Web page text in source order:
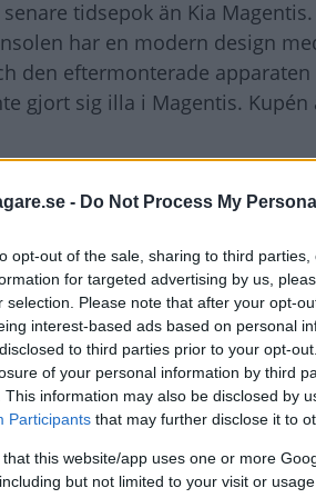
- Do Not Process My
opt-out of the sale, sharing to third
for targeted advertising by us,
selection. Please note that after your opt-
interest-based ads based on personal
to third parties prior to your opt-
of your personal information by third
This information may also be disclosed by
Participants that may further disclose it to
that this website/app uses one or more
but not limited to your visit or
tidsepok än Kia
har en modern design
den eftermonterade
gjort sig illa i Magentis.
och växellåda väger upp
med en femväxlad, ny
växlar upp under acceleration.
att det känns onödigt.
i motorn. När föraren
det att hålla hårt i ratten.
obehagligt och definitivt inget
sig, men den drivs också av